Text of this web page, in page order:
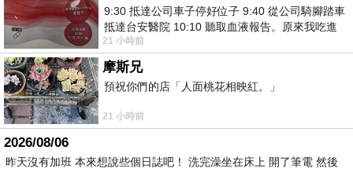
9:30 抵達公司車子停好位子 9:40 從公司騎腳踏車
抵達台安醫院 10:10 聽取血液報告。原來我吃進
去的 B12 彌可保並非沒有吸收而是超
21 小時前
摩斯兄
預祝你們的店「人面桃花相映紅。」
21 小時前
2026/08/06
昨天沒有加班 本來想說些個日誌吧！ 洗完澡坐在床上 開了筆電 然後